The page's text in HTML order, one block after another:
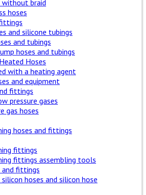
without braid
hoses
and silicone tubings
and tubings
hoses and tubings
Hoses
with a heating agent
and equipment
fittings
pressure gases
gas hoses
hoses and fittings
fittings
fittings assembling tools
and fittings
hoses and silicon hose